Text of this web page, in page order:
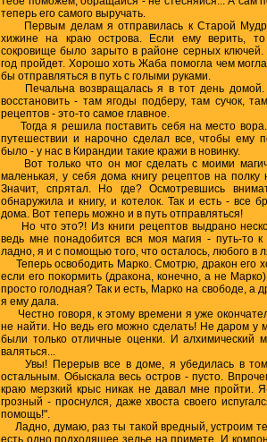
теперь его самого выручать.
Первым делам я отправилась к Старой
хижине на краю острова. Если ему верить, то
сокровище было зарыто в районе серных
год пройдет. Хорошо хоть Жаба помогла чем
бы отправляться в путь с голыми руками.
Печальна возвращалась я в тот день домой.
восстановить - там ягоды подберу, там сучок,
рецептов - это-то самое главное.
Тогда я решила поставить себя на место
путешествии и нарочно сделал все, чтобы ему
было - у нас в Кирандии такие кражи в новинку.
Вот только что он мог сделать с моими
маленькая, у себя дома книгу рецептов на
Значит, спрятал. Но где? Осмотревшись
обнаружила и книгу, и котелок. Так и есть - все
дома. Вот теперь можно и в путь отправляться!
Но что это?! Из книги рецептов выдрано
ведь мне понадобится вся моя магия - путь-то
ладно, я и с помощью того, что осталось, любого в
Теперь освободить Марко. Смотрю, дракон его
если его покормить (дракона, конечно, а не
просто голодная? Так и есть, Марко на свободе, а
я ему дала.
Честно говоря, к этому времени я уже
не найти. Но ведь его можно сделать! Не даром у
были только отличные оценки. И алхимический
валяться...
Увы! Перерыв все в доме, я убедилась в том,
остальным. Обыскала весь остров - пусто.
краю мерзкий крыс никак не давал мне пройти.
грозный - проснулся, даже хвоста своего
помощь!".
Ладно, думаю, раз ты такой вредный, устроим
есть одно подходящее зелье на примете. И